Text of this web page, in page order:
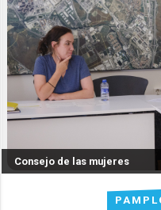
Consejo de las mujeres